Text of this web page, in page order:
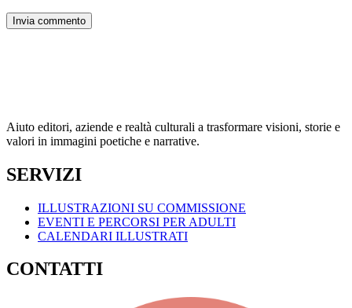
Aiuto editori, aziende e realtà culturali a trasformare visioni, storie e
valori in immagini poetiche e narrative.
SERVIZI
ILLUSTRAZIONI SU COMMISSIONE
EVENTI E PERCORSI PER ADULTI
CALENDARI ILLUSTRATI
CONTATTI